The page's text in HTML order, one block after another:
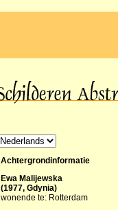
Achtergrondinformatie
Ewa Malijewska
(1977, Gdynia)
wonende te: Rotterdam